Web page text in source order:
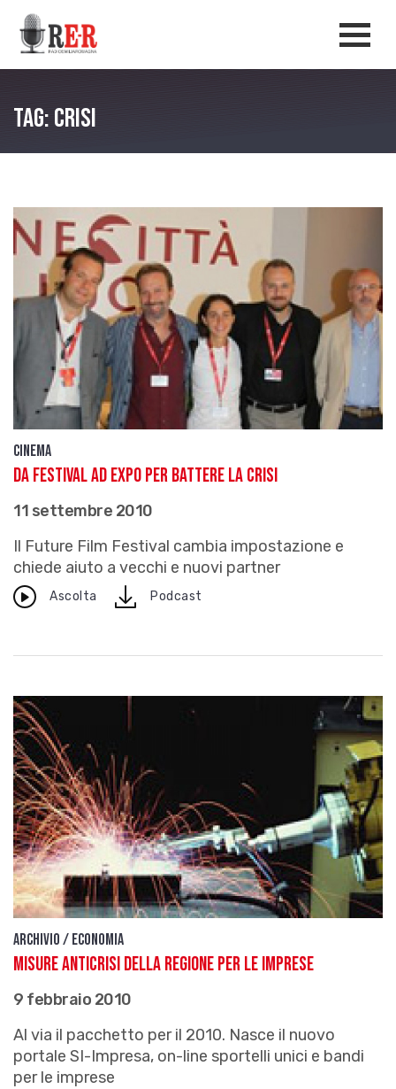
Salta al contenuto principale
Tag: Crisi
Cinema
Da festival ad expo per battere la crisi
11 settembre 2010
Il Future Film Festival cambia impostazione e
chiede aiuto a vecchi e nuovi partner
Ascolta downloadPodcast
Archivio / Economia
Misure anticrisi della Regione per le imprese
9 febbraio 2010
Al via il pacchetto per il 2010. Nasce il nuovo
portale SI-Impresa, on-line sportelli unici e bandi
per le imprese